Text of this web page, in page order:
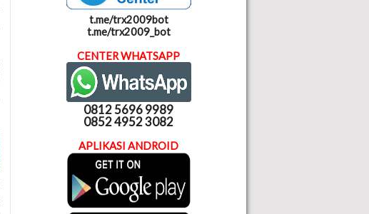
t.me/trx2009bot
t.me/trx2009_bot
CENTER WHATSAPP
0812 5696 9989
0852 4952 3082
APLIKASI ANDROID